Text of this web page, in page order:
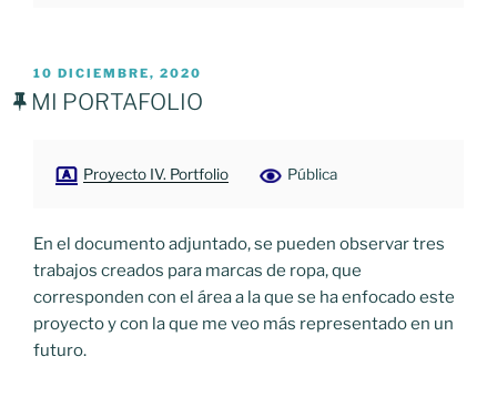
PUBLICADO
EL
10 DICIEMBRE, 2020
MI PORTAFOLIO
Proyecto IV. Portfolio Pública
En el documento adjuntado, se pueden observar tres
trabajos creados para marcas de ropa, que
corresponden con el área a la que se ha enfocado este
proyecto y con la que me veo más representado en un
futuro.